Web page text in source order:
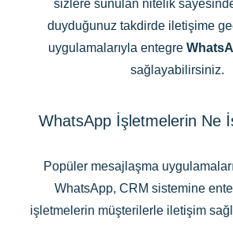
sizlere sunulan nitelik
duyduğunuz takdirde iletişime
uygulamalarıyla entegre
sağlayabilirsiniz.
WhatsApp İşletmelerin Ne
Popüler mesajlaşma
WhatsApp, CRM sistemine
işletmelerin müşterilerle iletişim